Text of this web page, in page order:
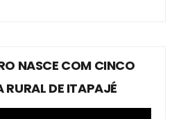
NASCE COM CINCO
DE ITAPAJÉ